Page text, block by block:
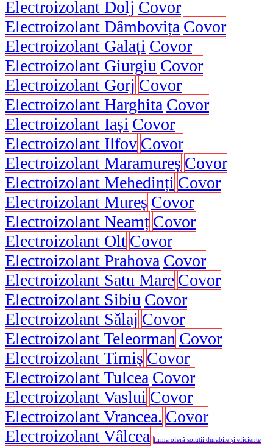
Electroizolant Dolj Covor
Electroizolant Dâmbovița Covor
Electroizolant Galați Covor
Electroizolant Giurgiu Covor
Electroizolant Gorj Covor
Electroizolant Harghita Covor
Electroizolant Iași Covor
Electroizolant Ilfov Covor
Electroizolant Maramureș Covor
Electroizolant Mehedinți Covor
Electroizolant Mureș Covor
Electroizolant Neamț Covor
Electroizolant Olt Covor
Electroizolant Prahova Covor
Electroizolant Satu Mare Covor
Electroizolant Sibiu Covor
Electroizolant Sălaj Covor
Electroizolant Teleorman Covor
Electroizolant Timiș Covor
Electroizolant Tulcea Covor
Electroizolant Vaslui Covor
Electroizolant Vrancea. Covor
Electroizolant Vâlcea
firma oferă soluții durabile și eficiente